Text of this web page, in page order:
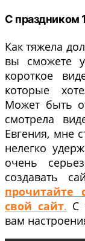
С праздником
Как тяжела
вы сможете
короткое
которые
Может быть
смотрела
Евгения, мне
нелегко
очень
создавать
прочитайте
свой сайт. С
вам